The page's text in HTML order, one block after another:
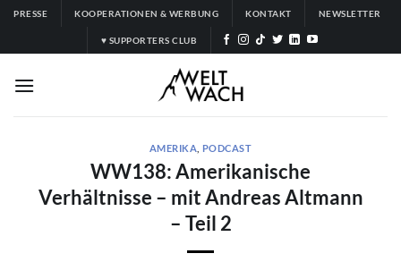
Zum
springen
PRESSE KOOPERATIONEN & WERBUNG KONTAKT NEWSLETTER
♥ SUPPORTERS CLUB
AMERIKA PODCAST
WW138: Amerikanische
Verhältnisse – mit Andreas Altmann
– Teil 2